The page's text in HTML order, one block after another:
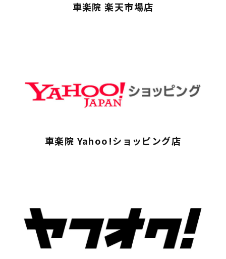
車楽院 楽天市場店
車楽院 Yahoo!ショッピング店